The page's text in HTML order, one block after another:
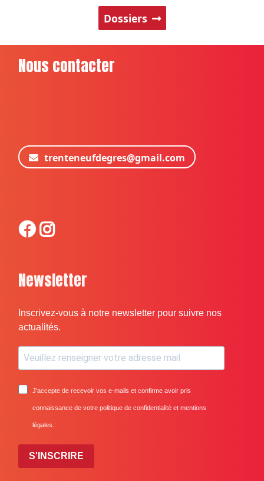
Dossiers
Nous contacter
trenteneufdegres@gmail.com
Newsletter
Inscrivez-vous à notre newsletter pour suivre nos
actualités.
J'accepte de recevoir vos e-mails et confirme avoir pris
connaissance de votre politique de confidentialité et mentions
légales.
S'INSCRIRE